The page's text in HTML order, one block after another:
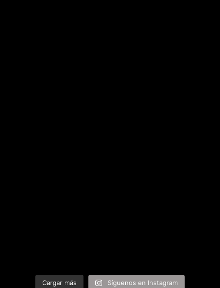
Cargar más Síguenos en Instagram